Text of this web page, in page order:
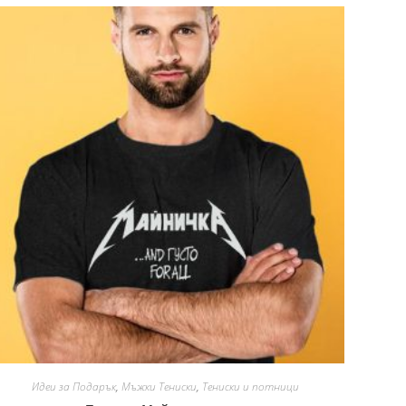
Идеи за Подарък,Мъжки Тениски, Тениски и потници